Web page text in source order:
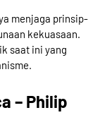
menjaga prinsip-
kekuasaan.
saat ini yang
– Philip